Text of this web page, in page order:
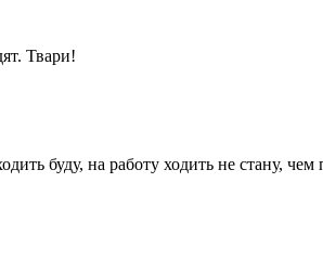
Твари!
буду, на работу ходить не стану, чем